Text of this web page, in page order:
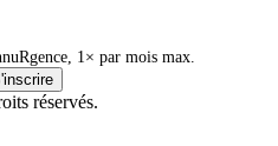
1× par mois max.
réservés.